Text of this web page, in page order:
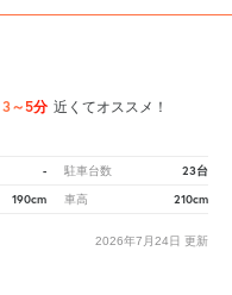
3～5分 近くてオススメ！
- 駐車台数 23台
190cm 車高 210cm
2026年7月24日 更新